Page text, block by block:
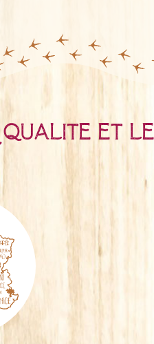
qualité et